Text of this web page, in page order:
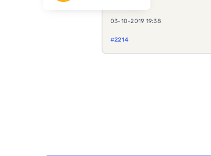
03-10-2019 19:38
#2214